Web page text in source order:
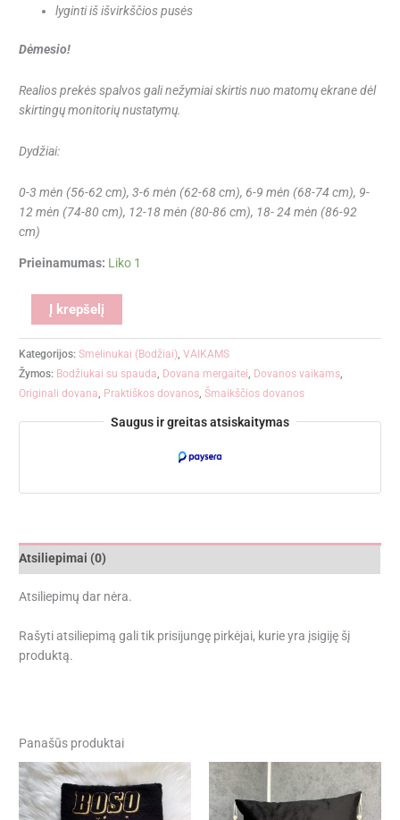
lyginti iš išvirkščios pusės
Dėmesio!
Realios prekės spalvos gali nežymiai skirtis nuo matomų ekrane dėl
skirtingų monitorių nustatymų.
Dydžiai:
0-3 mėn (56-62 cm), 3-6 mėn (62-68 cm), 6-9 mėn (68-74 cm), 9-
12 mėn (74-80 cm), 12-18 mėn (80-86 cm), 18- 24 mėn (86-92
cm)
Prieinamumas: Liko 1
Į krepšelį
Kategorijos:Smėlinukai (Bodžiai),VAIKAMS
Žymos: Bodžiukai su spauda, Dovana mergaitei, Dovanos vaikams,
Originali dovana, Praktiškos dovanos,Šmaikščios dovanos
Saugus ir greitas atsiskaitymas
Atsiliepimai (0)
Atsiliepimų dar nėra.
Rašyti atsiliepimą gali tik prisijungę pirkėjai, kurie yra įsigiję šį
produktą.
Panašūs produktai